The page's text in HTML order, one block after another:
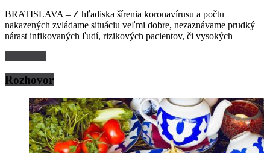
BRATISLAVA – Z hľadiska šírenia koronavírusu a počtu
nakazených zvládame situáciu veľmi dobre, nezaznávame prudký
nárast infikovaných ľudí, rizikových pacientov, či vysokých
Rozhovor